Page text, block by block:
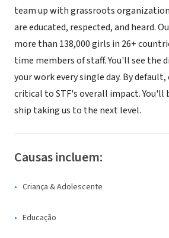
team up with grassroots
are educated, respected, and heard.
more than 138,000 girls in 26+
time members of staff. You'll see the
your work every single day. By default,
critical to STF's overall impact. You'll
ship taking us to the next level.
Causas incluem:
Criança & Adolescente
Educação